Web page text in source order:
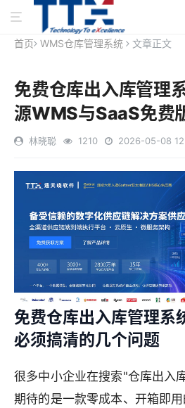
首页 WMS仓库管理系统 文章正文
免费仓库出入库管理
源WMS与SaaS免费
林晓聪 1210 2026-05-08
免费仓库出入库管理系
必须搞清的几个问题
很多中小企业在搜索"仓库出入
期待的是一款零成本、开箱即